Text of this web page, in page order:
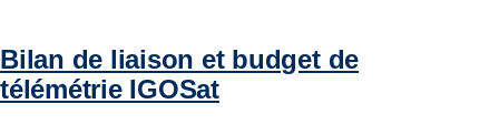
Bilan de liaison et budget de
télémétrie IGOSat